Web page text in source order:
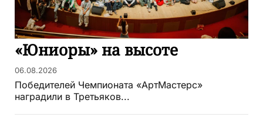
«Юниоры» на высоте
06.08.2026
Победителей Чемпионата «АртМастерс»
наградили в Третьяков...